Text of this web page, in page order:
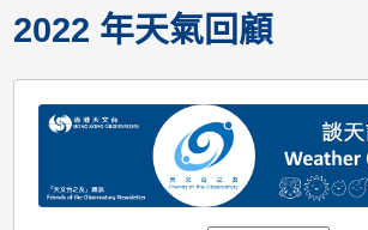
2022 年天氣回顧